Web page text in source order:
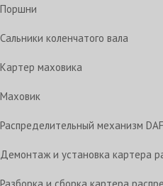
Поршни
Сальники коленчатого вала
Картер маховика
Маховик
Распределительный механизм
Демонтаж и установка картера